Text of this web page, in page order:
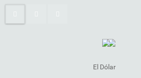
El Dólar